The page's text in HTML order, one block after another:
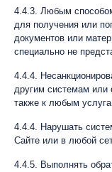
4.4.3. Любым
для получения или
документов или
специально не
4.4.4.
другим системам или
также к любым
4.4.4. Нарушать
Сайте или в любой
4.4.5. Выполнять